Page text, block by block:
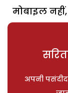
मोबाइल
अपनी